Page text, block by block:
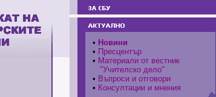
• Новини
• Пресцентър
• Материали от вестник
"Учителско дело"
• Въпроси и отговори
• Консултации и мнения